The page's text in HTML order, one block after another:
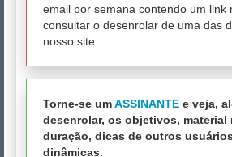
email por semana contendo um link
consultar o desenrolar de uma das
nosso site.
Torne-se umASSINANTE e veja,
desenrolar, os objetivos, material
duração, dicas de outros
dinâmicas.